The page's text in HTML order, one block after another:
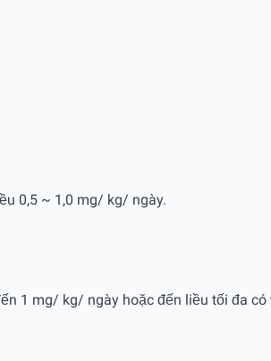
0,5 ~ 1,0 mg/ kg/ ngày.
1 mg/ kg/ ngày hoặc đến liều tối đa có